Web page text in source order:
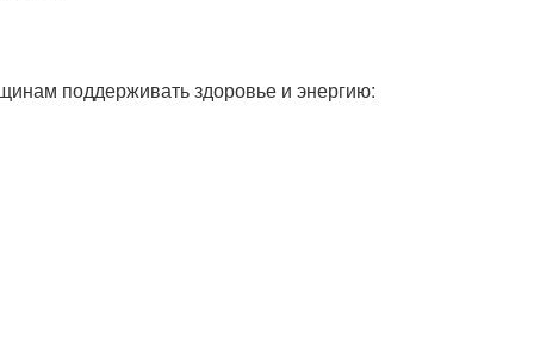
поддерживать здоровье и энергию: